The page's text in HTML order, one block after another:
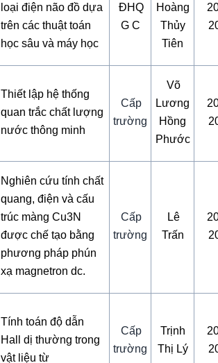
loại điện não đồ dựa
trên các thuật toán
học sâu và máy học
ĐHQ
G C
Hoàng
Thủy
Tiên
Thiết lập hệ thống
quan trắc chất lượng
nước thông minh
Cấp
trường
Võ
Lương
Hồng
Phước
Nghiên cứu tính chất
quang, điện và cấu
trúc màng Cu3N
được chế tạo bằng
phương pháp phún
xạ magnetron dc.
Cấp
trường
Lê
Trấn
Tính toán độ dẫn
Hall dị thường trong
vật liệu từ
Cấp
trường
Trịnh
Thị Lý